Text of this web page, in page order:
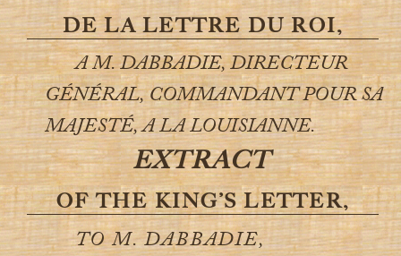
DE LA LETTRE DU ROI,
A M. DABBADIE, DIRECTEUR
GÉNÉRAL, COMMANDANT POUR SA
MAJESTÉ, A LA LOUISIANNE.
EXTRACT
OF THE KING’S LETTER,
TO M. DABBADIE,